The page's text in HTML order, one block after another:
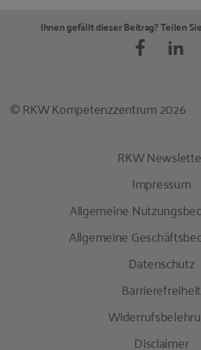
Ihnen gefällt dieser Beitrag? Teilen
© RKW Kompetenzzentrum 2026
RKW
Impressum
Allgemeine
Allgemeine
Datenschutz
Barrierefreiheit
Disclaimer